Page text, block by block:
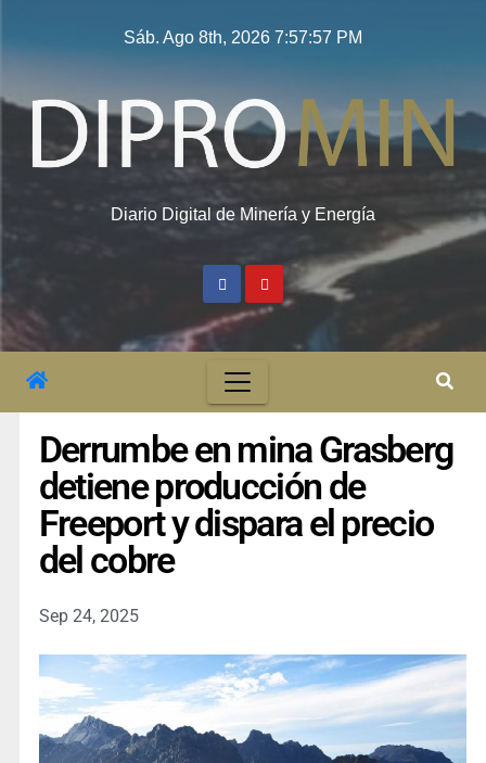
Sáb. Ago 8th, 2026 7:57:58 PM
Diario Digital de Minería y Energía
Derrumbe en mina Grasberg
detiene producción de
Freeport y dispara el precio
del cobre
Sep 24, 2025